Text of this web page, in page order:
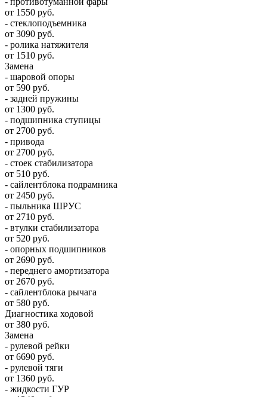
от 1550 руб.
- стеклоподъемника
от 3090 руб.
- ролика натяжителя
от 1510 руб.
Замена
- шаровой опоры
от 590 руб.
- задней пружины
от 1300 руб.
- подшипника ступицы
от 2700 руб.
- привода
от 2700 руб.
- стоек стабилизатора
от 510 руб.
- сайлентблока подрамника
от 2450 руб.
- пыльника ШРУС
от 2710 руб.
- втулки стабилизатора
от 520 руб.
- опорных подшипников
от 2690 руб.
- переднего амортизатора
от 2670 руб.
- сайлентблока рычага
от 580 руб.
Диагностика ходовой
от 380 руб.
Замена
- рулевой рейки
от 6690 руб.
- рулевой тяги
от 1360 руб.
- жидкости ГУР